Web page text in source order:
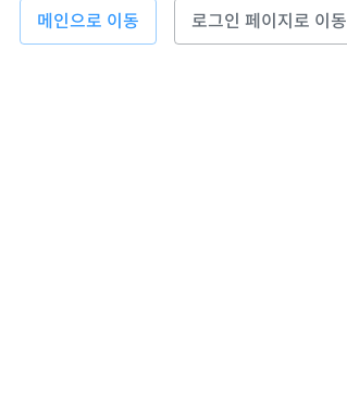
메인으로 이동 로그인 페이지로 이동